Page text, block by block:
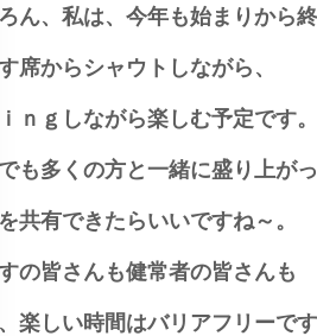
ん、私は、今年も始まりから終
席からシャウトしながら、
ｎｇしながら楽しむ予定です。
も多くの方と一緒に盛り上がっ
共有できたらいいですね～。
の皆さんも健常者の皆さんも
楽しい時間はバリアフリーです